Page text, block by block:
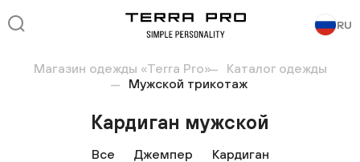
RU
Магазин одежды «Terra Pro»
Каталог одежды
Мужской трикотаж
Кардиган мужской
Все Джемпер Кардиган